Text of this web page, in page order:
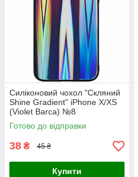
Силіконовий чохол "Скляний
Shine Gradient" iPhone X/XS
(Violet Barca) №8
Готово до відправки
38 ₴ 45 ₴
Купити